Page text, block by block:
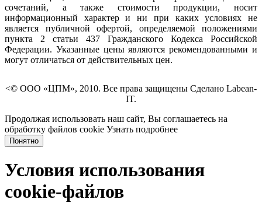
сочетаний, а также стоимости продукции, носит
информационный характер и ни при каких условиях не
является публичной офертой, определяемой положениями
пункта 2 статьи 437 Гражданского Кодекса Российской
Федерации. Указанные цены являются рекомендованными и
могут отличаться от действительных цен.
<© ООО «ЦПМ», 2010. Все права защищены Сделано Labean-
IT.
Продолжая использовать наш сайт, Вы соглашаетесь на
обработку файлов cookie Узнать подробнее
Понятно
Условия использования
cookie-файлов